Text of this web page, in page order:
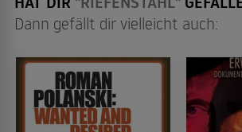
Dann gefällt dir vielleicht auch: